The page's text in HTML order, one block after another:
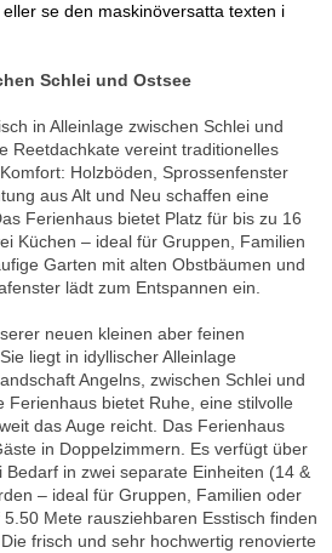
se den maskinöversatta texten i
Schlei und Ostsee
in Alleinlage zwischen Schlei und
Reetdachkate vereint traditionelles
Holzböden, Sprossenfenster
aus Alt und Neu schaffen eine
Ferienhaus bietet Platz für bis zu 16
Küchen – ideal für Gruppen, Familien
Garten mit alten Obstbäumen und
lädt zum Entspannen ein.
neuen kleinen aber feinen
liegt in idyllischer Alleinlage
Angelns, zwischen Schlei und
Ferienhaus bietet Ruhe, eine stilvolle
das Auge reicht. Das Ferienhaus
in Doppelzimmern. Es verfügt über
in zwei separate Einheiten (14 &
– ideal für Gruppen, Familien oder
Mete rausziehbaren Esstisch finden
frisch und sehr hochwertig renovierte